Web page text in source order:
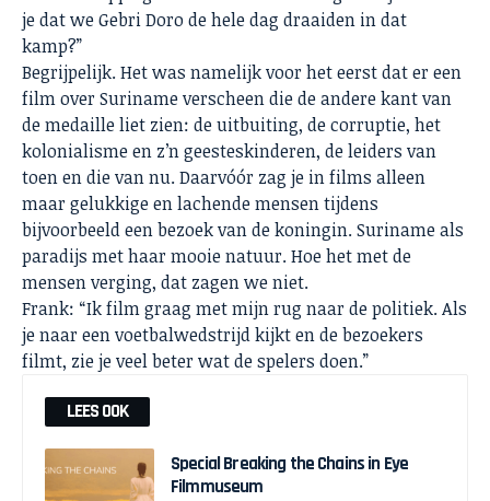
je dat we Gebri Doro de hele dag draaiden in dat
kamp?”
Begrijpelijk. Het was namelijk voor het eerst dat er een
film over Suriname verscheen die de andere kant van
de medaille liet zien: de uitbuiting, de corruptie, het
kolonialisme en z’n geesteskinderen, de leiders van
toen en die van nu. Daarvóór zag je in films alleen
maar gelukkige en lachende mensen tijdens
bijvoorbeeld een bezoek van de koningin. Suriname als
paradijs met haar mooie natuur. Hoe het met de
mensen verging, dat zagen we niet.
Frank: “Ik film graag met mijn rug naar de politiek. Als
je naar een voetbalwedstrijd kijkt en de bezoekers
filmt, zie je veel beter wat de spelers doen.”
LEES OOK
Special Breaking the Chains in Eye
Filmmuseum